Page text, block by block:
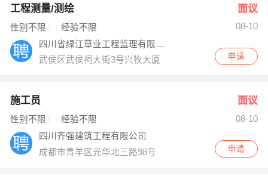
跟单
其他职位
工程测量/测绘 面议
性别不限 经验不限
08-10
四川省绿江草业工程监理有限公司
武侯区武侯祠大街3号兴牧大厦
申请
施工员 面议
性别不限 经验不限
08-10
四川齐强建筑工程有限公司
成都市青羊区光华北三路98号
申请